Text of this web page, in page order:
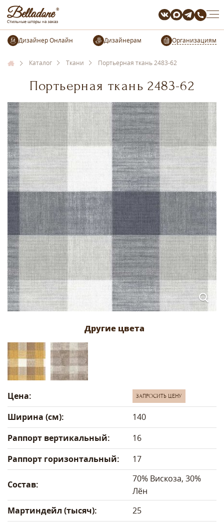
Организациям
Каталог Ткани Портьерная ткань 2483-62
Портьерная ткань 2483-62
Цена: ЗАПРОСИТЬ ЦЕНУ
Ширина (см):
140
Раппорт вертикальный:
16
Раппорт горизонтальный:
17
Состав:
70% Вискоза, 30%
Лён
Мартиндейл (тысяч):
25